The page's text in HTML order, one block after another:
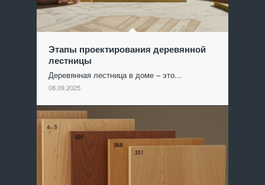
Этапы проектирования деревянной
лестницы
Деревянная лестница в доме – это…
08.09.2025